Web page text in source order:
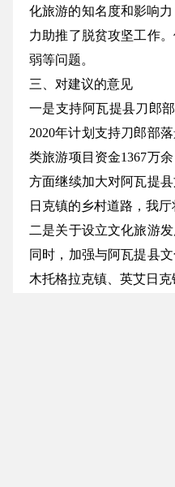
化旅游的知名度和影响
力助推了脱贫攻坚工作
弱等问题。
三、对建议的意见
一是支持阿瓦提县刀郎
2020年计划支持刀郎部
类旅游项目资金1367万
方面继续加大对阿瓦提
日克镇的乡村道路，我
二是关于设立文化旅游
同时，加强与阿瓦提县
木托格拉克镇、英艾日